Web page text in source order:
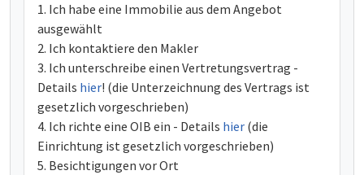
Ich habe eine Immobilie aus dem Angebot
ausgewählt
Ich kontaktiere den Makler
Ich unterschreibe einen Vertretungsvertrag -
Details hier! (die Unterzeichnung des Vertrags ist
gesetzlich vorgeschrieben)
Ich richte eine OIB ein - Details hier (die
Einrichtung ist gesetzlich vorgeschrieben)
Besichtigungen vor Ort